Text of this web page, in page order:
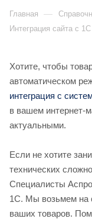
Главная —
Интеграция сайта с 1С
Хотите, чтобы
автоматическом
интеграция с
в вашем интернет-
актуальными.
Если не хотите
технических
Специалисты
1С. Мы возьмем на
ваших товаров.